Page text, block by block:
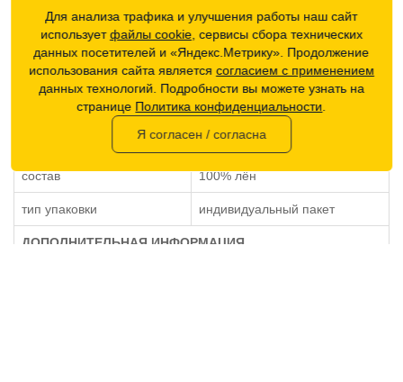
brutto (вес в упаковке) 12 г
страна производитель Россия
ОБЩИЕ ХАРАКТЕРИСТИКИ
гарантия от производителя 12 месяцев
состав 100% лён
тип упаковки индивидуальный пакет
ДОПОЛНИТЕЛЬНАЯ ИНФОРМАЦИЯ
Для анализа трафика и улучшения работы наш сайт
используетфайлы cookie , сервисы сбора технических
данных посетителей и «Яндекс.Метрику». Продолжение
использования сайта является согласием с применением
данных технологий. Подробности вы можете узнать на
странице Политика конфиденциальности
Я согласен / согласна